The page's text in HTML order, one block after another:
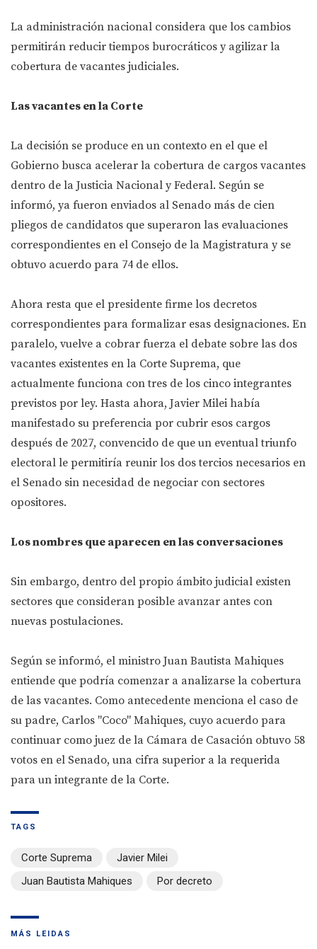
La administración nacional considera que los cambios
permitirán reducir tiempos burocráticos y agilizar la
cobertura de vacantes judiciales.
Las vacantes en la Corte
La decisión se produce en un contexto en el que el
Gobierno busca acelerar la cobertura de cargos vacantes
dentro de la Justicia Nacional y Federal. Según se
informó, ya fueron enviados al Senado más de cien
pliegos de candidatos que superaron las evaluaciones
correspondientes en el Consejo de la Magistratura y se
obtuvo acuerdo para 74 de ellos.
Ahora resta que el presidente firme los decretos
correspondientes para formalizar esas designaciones. En
paralelo, vuelve a cobrar fuerza el debate sobre las dos
vacantes existentes en la Corte Suprema, que
actualmente funciona con tres de los cinco integrantes
previstos por ley. Hasta ahora, Javier Milei había
manifestado su preferencia por cubrir esos cargos
después de 2027, convencido de que un eventual triunfo
electoral le permitiría reunir los dos tercios necesarios en
el Senado sin necesidad de negociar con sectores
opositores.
Los nombres que aparecen en las conversaciones
Sin embargo, dentro del propio ámbito judicial existen
sectores que consideran posible avanzar antes con
nuevas postulaciones.
Según se informó, el ministro Juan Bautista Mahiques
entiende que podría comenzar a analizarse la cobertura
de las vacantes. Como antecedente menciona el caso de
su padre, Carlos "Coco" Mahiques, cuyo acuerdo para
continuar como juez de la Cámara de Casación obtuvo 58
votos en el Senado, una cifra superior a la requerida
para un integrante de la Corte.
TAGS
Corte Suprema
Javier Milei
Juan Bautista Mahiques
Por decreto
MÁS LEIDAS